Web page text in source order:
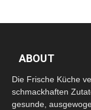
ABOUT
Die Frische Küche
schmackhaften
gesunde,